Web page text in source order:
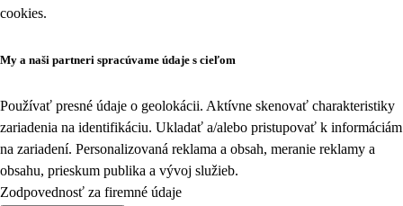
cookies.
My a naši partneri spracúvame údaje s cieľom
Používať presné údaje o geolokácii. Aktívne skenovať charakteristiky
zariadenia na identifikáciu. Ukladať a/alebo pristupovať k informáciám
na zariadení. Personalizovaná reklama a obsah, meranie reklamy a
obsahu, prieskum publika a vývoj služieb.
Zodpovednosť za firemné údaje